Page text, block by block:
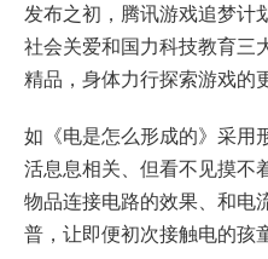
发布之初，腾讯游戏追梦计
社会关爱和国力科技教育三
精品，身体力行探索游戏的
如《电是怎么形成的》采用
活息息相关、但看不见摸不
物品连接电路的效果、和电
普，让即便初次接触电的孩